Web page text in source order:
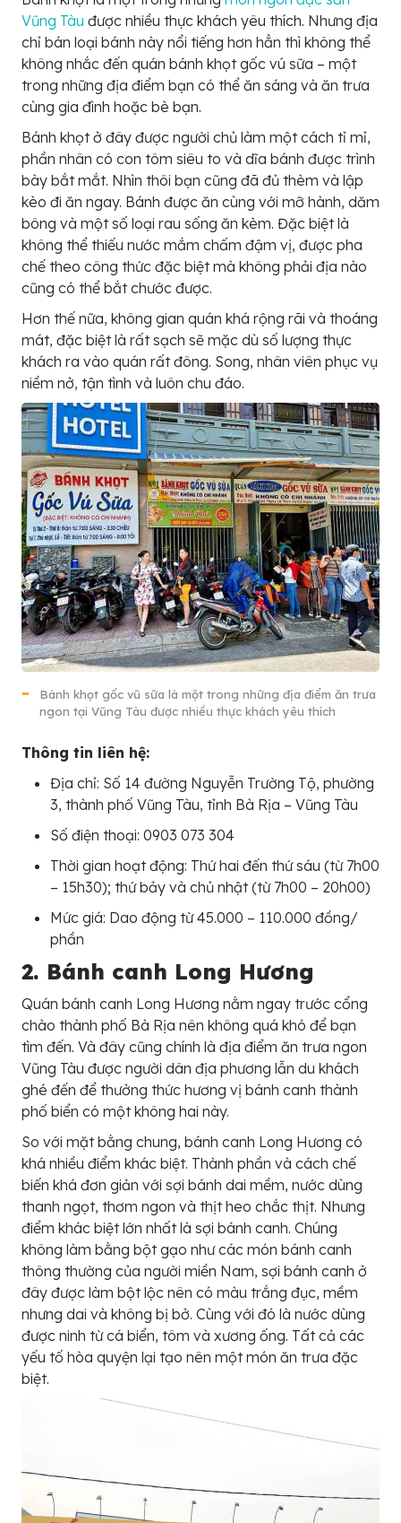
Vũng Tàu được nhiều thực khách yêu thích. Nhưng địa
chỉ bán loại bánh này nổi tiếng hơn hẳn thì không thể
không nhắc đến quán bánh khọt gốc vú sữa – một
trong những địa điểm bạn có thể ăn sáng và ăn trưa
cùng gia đình hoặc bè bạn.
Bánh khọt ở đây được người chủ làm một cách tỉ mỉ,
phần nhân có con tôm siêu to và dĩa bánh được trình
bày bắt mắt. Nhìn thôi bạn cũng đã đủ thèm và lập
kèo đi ăn ngay. Bánh được ăn cùng với mỡ hành, dăm
bông và một số loại rau sống ăn kèm. Đặc biệt là
không thể thiếu nước mắm chấm đậm vị, được pha
chế theo công thức đặc biệt mà không phải địa nào
cũng có thể bắt chước được.
Hơn thế nữa, không gian quán khá rộng rãi và thoáng
mát, đặc biệt là rất sạch sẽ mặc dù số lượng thực
khách ra vào quán rất đông. Song, nhân viên phục vụ
niềm nở, tận tình và luôn chu đáo.
Bánh khọt gốc vũ sữa là một trong những địa điểm ăn trưa
ngon tại Vũng Tàu được nhiều thực khách yêu thích
Thông tin liên hệ:
Địa chỉ: Số 14 đường Nguyễn Trường Tộ, phường
3, thành phố Vũng Tàu, tỉnh Bà Rịa – Vũng Tàu
Số điện thoại: 0903 073 304
Thời gian hoạt động: Thứ hai đến thứ sáu (từ 7h00
– 15h30); thứ bảy và chủ nhật (từ 7h00 – 20h00)
Mức giá: Dao động từ 45.000 – 110.000 đồng/
phần
2. Bánh canh Long Hương
Quán bánh canh Long Hương nằm ngay trước cổng
chào thành phố Bà Rịa nên không quá khó để bạn
tìm đến. Và đây cũng chính là địa điểm ăn trưa ngon
Vũng Tàu được người dân địa phương lẫn du khách
ghé đến để thưởng thức hương vị bánh canh thành
phố biển có một không hai này.
So với mặt bằng chung, bánh canh Long Hương có
khá nhiều điểm khác biệt. Thành phần và cách chế
biến khá đơn giản với sợi bánh dai mềm, nước dùng
thanh ngọt, thơm ngon và thịt heo chắc thịt. Nhưng
điểm khác biệt lớn nhất là sợi bánh canh. Chúng
không làm bằng bột gạo như các món bánh canh
thông thường của người miền Nam, sợi bánh canh ở
đây được làm bột lộc nên có màu trắng đục, mềm
nhưng dai và không bị bở. Cùng với đó là nước dùng
được ninh từ cá biển, tôm và xương ống. Tất cả các
yếu tố hòa quyện lại tạo nên một món ăn trưa đặc
biệt.